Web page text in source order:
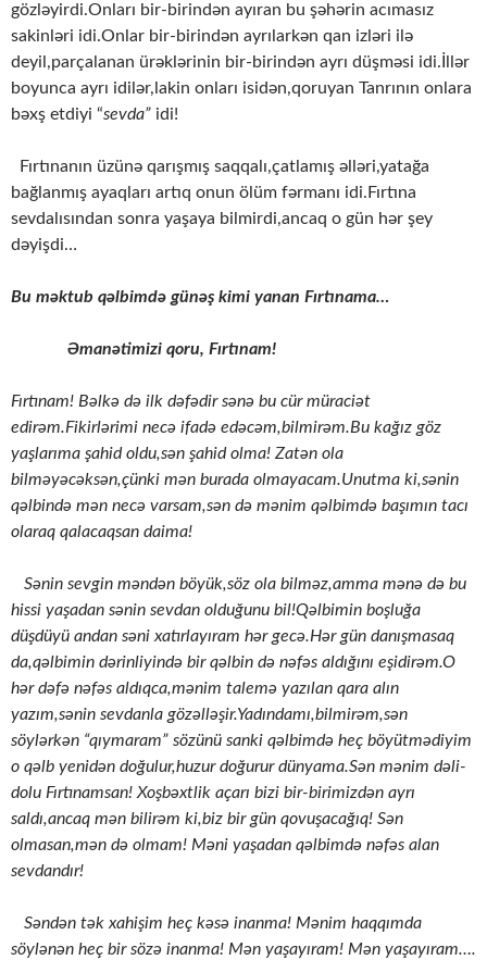
gözləyirdi.Onları bir-birindən ayıran bu şəhərin acımasız
sakinləri idi.Onlar bir-birindən ayrılarkən qan izləri ilə
deyil,parçalanan ürəklərinin bir-birindən ayrı düşməsi idi.İllər
boyunca ayrı idilər,lakin onları isidən,qoruyan Tanrının onlara
bəxş etdiyi “sevda” idi!
Fırtınanın üzünə qarışmış saqqalı,çatlamış əlləri,yatağa
bağlanmış ayaqları artıq onun ölüm fərmanı idi.Fırtına
sevdalısından sonra yaşaya bilmirdi,ancaq o gün hər şey
dəyişdi…
Bu məktub qəlbimdə günəş kimi yanan Fırtınama…
Əmanətimizi qoru, Fırtınam!
Fırtınam! Bəlkə də ilk dəfədir sənə bu cür müraciət
edirəm.Fikirlərimi necə ifadə edəcəm,bilmirəm.Bu kağız göz
yaşlarıma şahid oldu,sən şahid olma! Zatən ola
bilməyəcəksən,çünki mən burada olmayacam.Unutma ki,sənin
qəlbində mən necə varsam,sən də mənim qəlbimdə başımın tacı
olaraq qalacaqsan daima!
Sənin sevgin məndən böyük,söz ola bilməz,amma mənə də bu
hissi yaşadan sənin sevdan olduğunu bil!Qəlbimin boşluğa
düşdüyü andan səni xatırlayıram hər gecə.Hər gün danışmasaq
da,qəlbimin dərinliyində bir qəlbin də nəfəs aldığını eşidirəm.O
hər dəfə nəfəs aldıqca,mənim talemə yazılan qara alın
yazım,sənin sevdanla gözəlləşir.Yadındamı,bilmirəm,sən
söylərkən “qıymaram” sözünü sanki qəlbimdə heç böyütmədiyim
o qəlb yenidən doğulur,huzur doğurur dünyama.Sən mənim dəli-
dolu Fırtınamsan! Xoşbəxtlik açarı bizi bir-birimizdən ayrı
saldı,ancaq mən bilirəm ki,biz bir gün qovuşacağıq! Sən
olmasan,mən də olmam! Məni yaşadan qəlbimdə nəfəs alan
sevdandır!
Səndən tək xahişim heç kəsə inanma! Mənim haqqımda
söylənən heç bir sözə inanma! Mən yaşayıram! Mən yaşayıram….